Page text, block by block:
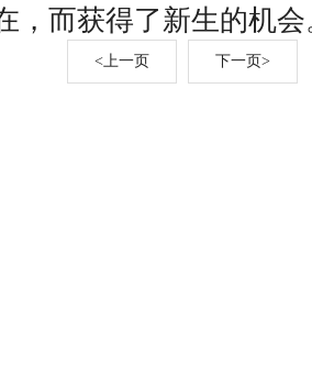
，而获得了新生的机会
<上一页 下一页>